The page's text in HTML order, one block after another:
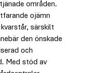
områden.
ojämn
särskilt
den önskade
och
Med stöd av